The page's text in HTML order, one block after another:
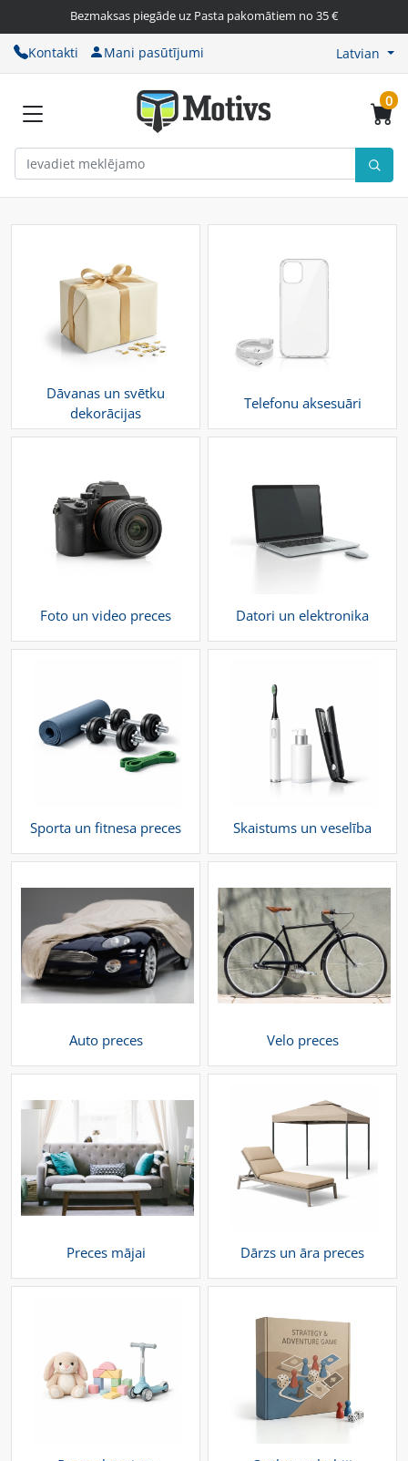
Bezmaksas piegāde uz Pasta pakomātiem no 35 €
Kontakti Mani pasūtījumi Latvian
0
Dāvanas un svētku
dekorācijas
Telefonu aksesuāri
Foto un video preces Datori un elektronika
Sporta un fitnesa preces Skaistums un veselība
Auto preces Velo preces
Preces mājai Dārzs un āra preces